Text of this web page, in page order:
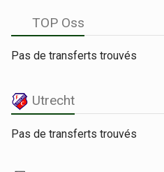
TOP Oss
Pas de transferts trouvés
Utrecht
Pas de transferts trouvés